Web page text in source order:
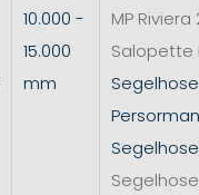
10.000 -
15.000
mm
MP Riviera
Salopette
Segelhose